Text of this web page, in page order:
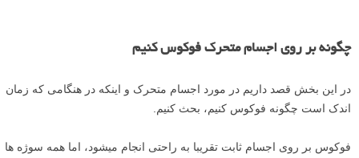
چگونه بر روی اجسام متحرک فوکوس کنیم
در این بخش قصد داریم در مورد اجسام متحرک و اینکه در هنگامی که زمان
اندک است چگونه فوکوس کنیم، بحث کنیم.
فوکوس بر روی اجسام ثابت تقریبا به راحتی انجام می­شود، اما همه سوژه ها